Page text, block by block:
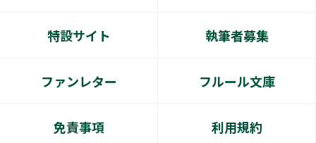
特設サイト 執筆者募集
ファンレター フルール文庫
免責事項 利用規約